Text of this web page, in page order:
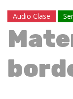
Audio Clase